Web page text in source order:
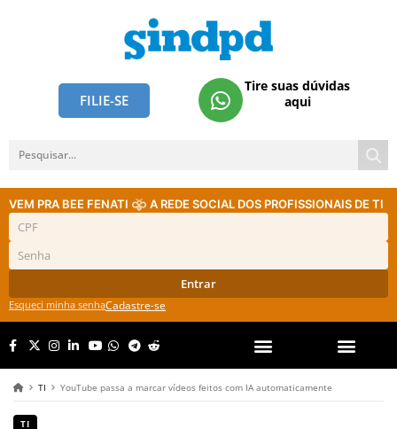
FILIE-SE
Tire suas dúvidas
aqui
VEM PRA BEE FENATI A REDE SOCIAL DOS PROFISSIONAIS DE TI
Entrar
Esqueci minha senhaCadastre-se
TI YouTube passa a marcar vídeos feitos com IA automaticamente
TI